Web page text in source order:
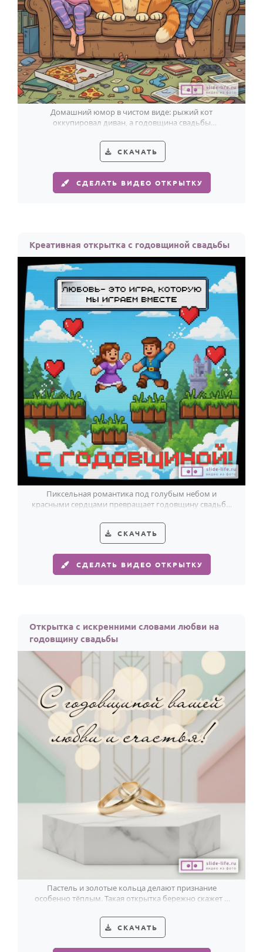
По годам
Домашний юмор в чистом виде: рыжий кот
оккупировал диван, а годовщина свадьбы
СКАЧАТЬ
СДЕЛАТЬ ВИДЕО ОТКРЫТКУ
Креативная открытка с годовщиной свадьбы
Пиксельная романтика под голубым небом и
красными сердцами превращает годовщину свадьбы
СКАЧАТЬ
СДЕЛАТЬ ВИДЕО ОТКРЫТКУ
Открытка с искренними словами любви на
годовщину свадьбы
Пастель и золотые кольца делают признание
особенно тёплым. Такая открытка бережно скажет о
СКАЧАТЬ